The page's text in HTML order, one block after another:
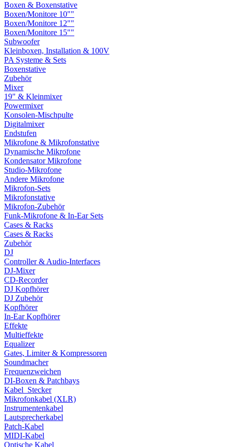
Boxen & Boxenstative
Boxen/Monitore 10""
Boxen/Monitore 12""
Boxen/Monitore 15""
Subwoofer
Kleinboxen, Installation & 100V
PA Systeme & Sets
Boxenstative
Zubehör
Mixer
19" & Kleinmixer
Powermixer
Konsolen-Mischpulte
Digitalmixer
Endstufen
Mikrofone & Mikrofonstative
Dynamische Mikrofone
Kondensator Mikrofone
Studio-Mikrofone
Andere Mikrofone
Mikrofon-Sets
Mikrofonstative
Mikrofon-Zubehör
Funk-Mikrofone & In-Ear Sets
Cases & Racks
Cases & Racks
Zubehör
DJ
Controller & Audio-Interfaces
DJ-Mixer
CD-Recorder
DJ Kopfhörer
DJ Zubehör
Kopfhörer
In-Ear Kopfhörer
Effekte
Multieffekte
Equalizer
Gates, Limiter & Kompressoren
Soundmacher
Frequenzweichen
DI-Boxen & Patchbays
Kabel_Stecker
Mikrofonkabel (XLR)
Instrumentenkabel
Lautsprecherkabel
Patch-Kabel
MIDI-Kabel
Optische Kabel